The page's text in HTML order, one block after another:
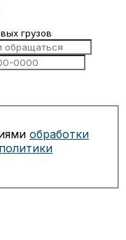
обработки
политики